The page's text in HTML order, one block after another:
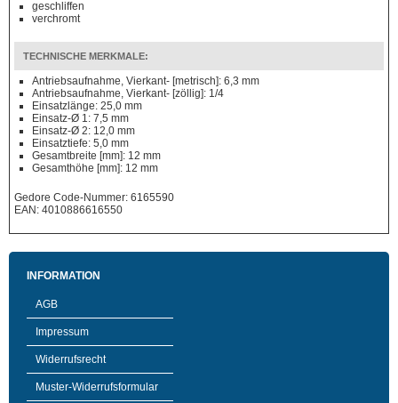
geschliffen
verchromt
TECHNISCHE MERKMALE:
Antriebsaufnahme, Vierkant- [metrisch]: 6,3 mm
Antriebsaufnahme, Vierkant- [zöllig]: 1/4
Einsatzlänge: 25,0 mm
Einsatz-Ø 1: 7,5 mm
Einsatz-Ø 2: 12,0 mm
Einsatztiefe: 5,0 mm
Gesamtbreite [mm]: 12 mm
Gesamthöhe [mm]: 12 mm
Gedore Code-Nummer: 6165590
EAN: 4010886616550
INFORMATION
AGB
Impressum
Widerrufsrecht
Muster-Widerrufsformular